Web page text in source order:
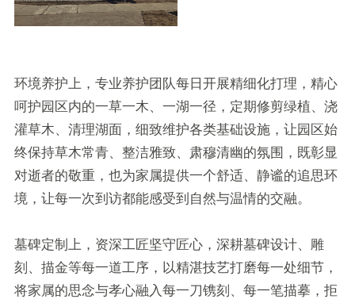
环境养护上，专业养护团队每日开展精细化打理，精心
呵护园区内的一草一木、一湖一径，定期修剪绿植、浇
灌草木、清理湖面，细致维护各类基础设施，让园区始
终保持草木常青、整洁雅致、肃穆清幽的氛围，既彰显
对逝者的敬重，也为家属提供一个舒适、静谧的追思环
境，让每一次到访都能感受到自然与温情的交融。
墓碑定制上，资深工匠坚守匠心，深耕墓碑设计、雕
刻、描金等每一道工序，以精湛技艺打磨每一处细节，
将家属的思念与孝心融入每一刀镌刻、每一笔描摹，拒